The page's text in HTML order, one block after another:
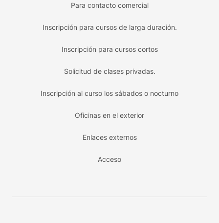
Para contacto comercial
Inscripción para cursos de larga duración.
Inscripción para cursos cortos
Solicitud de clases privadas.
Inscripción al curso los sábados o nocturno
Oficinas en el exterior
Enlaces externos
Acceso